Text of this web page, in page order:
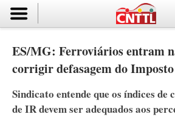
ES/MG: Ferroviários entram
corrigir defasagem do
Sindicato entende que os índices de
de IR devem ser adequados aos